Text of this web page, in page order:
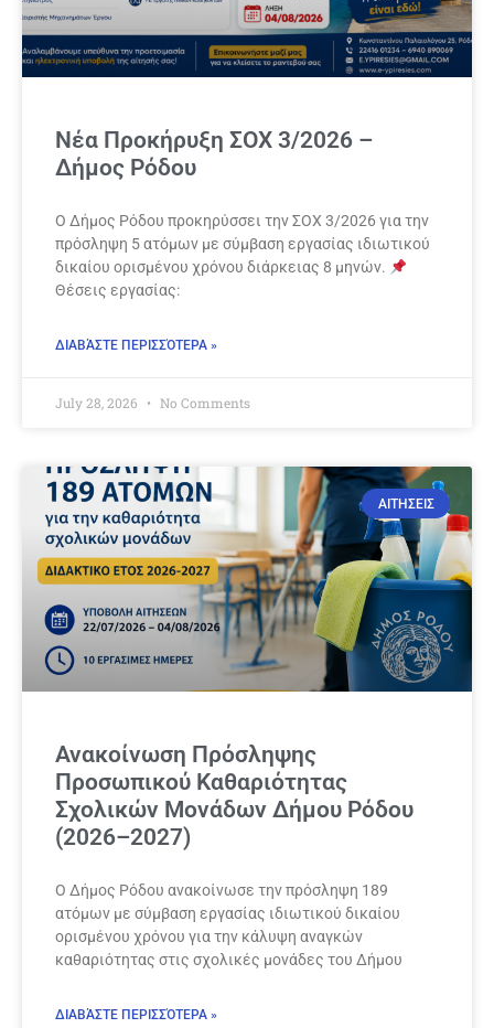
Νέα Προκήρυξη ΣΟΧ 3/2026 –
Δήμος Ρόδου
Ο Δήμος Ρόδου προκηρύσσει την ΣΟΧ 3/2026 για την
πρόσληψη 5 ατόμων με σύμβαση εργασίας ιδιωτικού
δικαίου ορισμένου χρόνου διάρκειας 8 μηνών.
Θέσεις εργασίας:
ΔΙΑΒΆΣΤΕ ΠΕΡΙΣΣΌΤΕΡΑ »
July 28, 2026 No Comments
ΑΙΤΗΣΕΙΣ
Ανακοίνωση Πρόσληψης
Προσωπικού Καθαριότητας
Σχολικών Μονάδων Δήμου Ρόδου
(2026–2027)
Ο Δήμος Ρόδου ανακοίνωσε την πρόσληψη 189
ατόμων με σύμβαση εργασίας ιδιωτικού δικαίου
ορισμένου χρόνου για την κάλυψη αναγκών
καθαριότητας στις σχολικές μονάδες του Δήμου
ΔΙΑΒΆΣΤΕ ΠΕΡΙΣΣΌΤΕΡΑ »